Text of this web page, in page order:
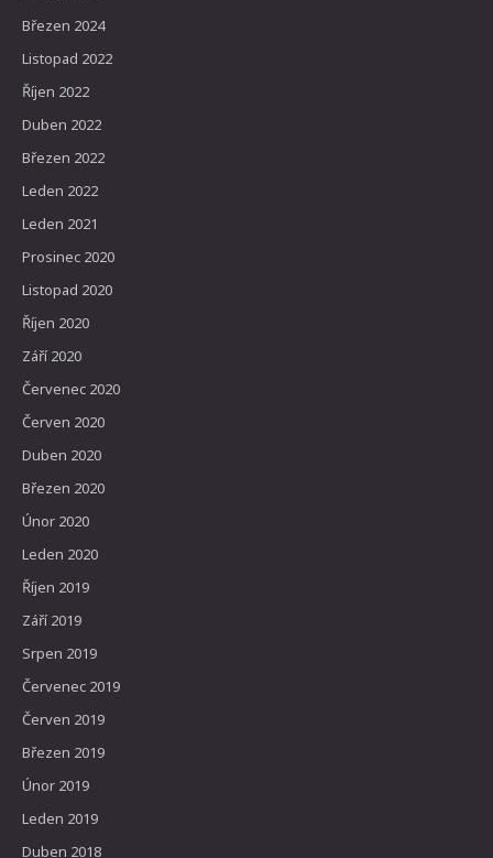
Březen 2024
Listopad 2022
Říjen 2022
Duben 2022
Březen 2022
Leden 2022
Leden 2021
Prosinec 2020
Listopad 2020
Říjen 2020
Září 2020
Červenec 2020
Červen 2020
Duben 2020
Březen 2020
Únor 2020
Leden 2020
Říjen 2019
Září 2019
Srpen 2019
Červenec 2019
Červen 2019
Březen 2019
Únor 2019
Leden 2019
Duben 2018